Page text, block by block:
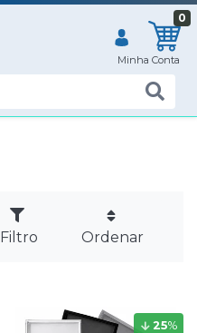
0
Filtro Ordenar
25%